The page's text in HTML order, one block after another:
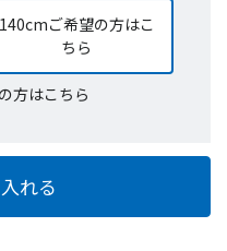
140cmご希望の方はこ
ちら
方はこちら